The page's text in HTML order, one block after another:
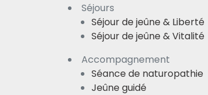
Séjours
Séjour de jeûne & Liberté
Séjour de jeûne & Vitalité
Accompagnement
Séance de naturopathie
Jeûne guidé